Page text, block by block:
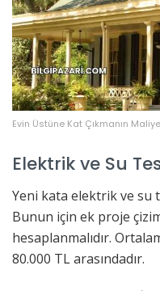
Evin Üstüne Kat Çıkmanın
Elektrik ve Su
Yeni kata elektrik ve su
Bunun için ek proje
hesaplanmalıdır.
80.000 TL arasındadır.